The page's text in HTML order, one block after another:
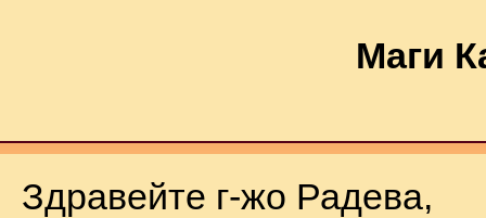
Маги
Здравейте г-жо Радева,